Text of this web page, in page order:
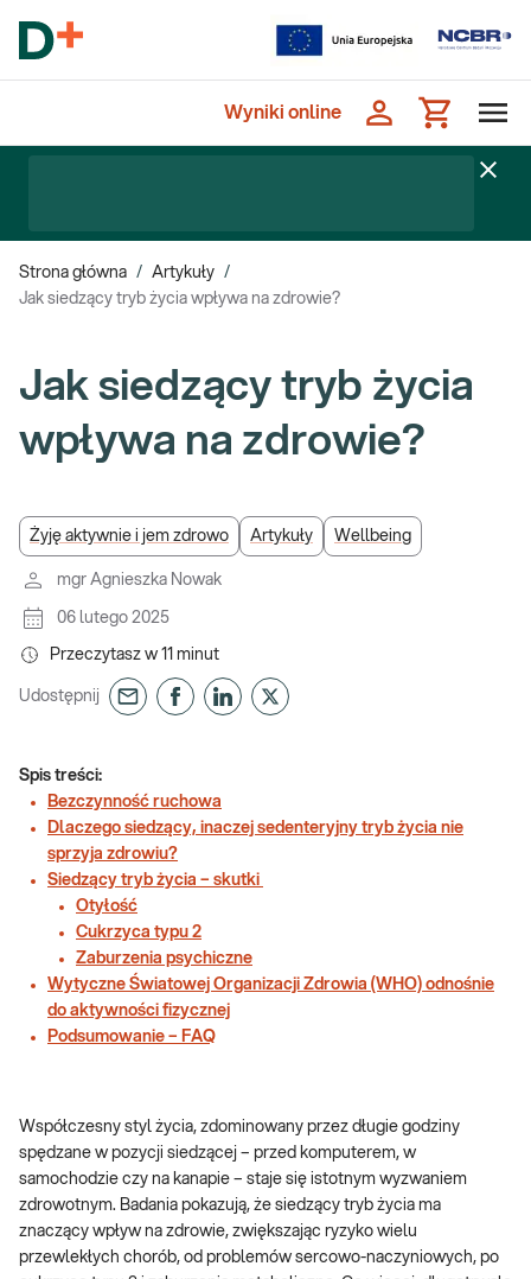
Wyniki online
Strona główna / Artykuły /
Jak siedzący tryb życia wpływa na zdrowie?
Jak siedzący tryb życia
wpływa na zdrowie?
Żyję aktywnie i jem zdrowo Artykuły Wellbeing
mgr Agnieszka Nowak
06 lutego 2025
Przeczytasz w 11 minut
Udostępnij
Spis treści:
Bezczynność ruchowa
Dlaczego siedzący, inaczej sedenteryjny tryb życia nie
sprzyja zdrowiu?
Siedzący tryb życia – skutki
Otyłość
Cukrzyca typu 2
Zaburzenia psychiczne
Wytyczne Światowej Organizacji Zdrowia (WHO) odnośnie
do aktywności fizycznej
Podsumowanie – FAQ
Współczesny styl życia, zdominowany przez długie godziny
spędzane w pozycji siedzącej – przed komputerem, w
samochodzie czy na kanapie – staje się istotnym wyzwaniem
zdrowotnym. Badania pokazują, że siedzący tryb życia ma
znaczący wpływ na zdrowie, zwiększając ryzyko wielu
przewlekłych chorób, od problemów sercowo-naczyniowych, po